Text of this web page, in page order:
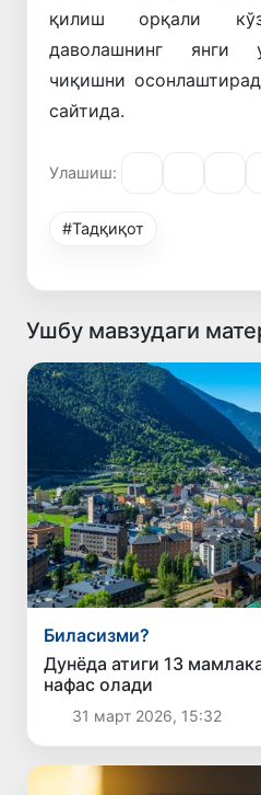
қилиш орқали кўз
даволашнинг янги
чиқишни
сайтида.
Улашиш:
#Тадқиқот
Ушбу мавзудаги
Биласизми?
Дунёда атиги 13
нафас олади
31 март 2026, 15:32